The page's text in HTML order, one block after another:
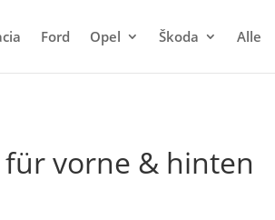
Ford Opel Škoda Alle
für vorne & hinten